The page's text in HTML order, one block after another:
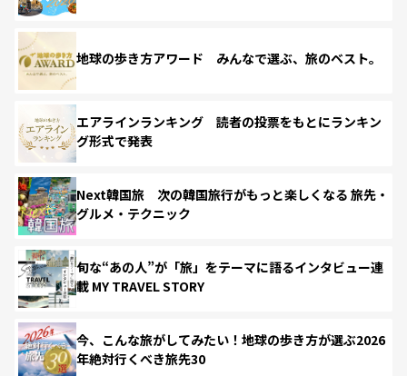
地球の歩き方アワード みんなで選ぶ、旅のベスト。
エアラインランキング 読者の投票をもとにランキン
グ形式で発表
Next韓国旅 次の韓国旅行がもっと楽しくなる 旅先・
グルメ・テクニック
旬な“あの人”が「旅」をテーマに語るインタビュー連
載 MY TRAVEL STORY
今、こんな旅がしてみたい！地球の歩き方が選ぶ2026
年絶対行くべき旅先30